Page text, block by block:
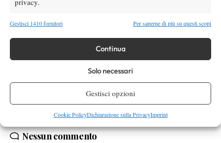
Gestisci 1410 fornitori Per saperne di più su questi scopi
Continua
Solo necessari
Gestisci opzioni
Cookie PolicyDichiarazione sulla PrivacyImprint
(Ita) 6-2 2-6 6-0.
Aspria Harbour Club Milano
ATP Challenger Challenger Milano
Nessun commento